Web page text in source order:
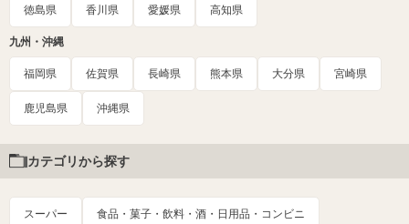
徳島県 香川県 愛媛県 高知県
九州・沖縄
福岡県 佐賀県 長崎県 熊本県 大分県 宮崎県
鹿児島県 沖縄県
カテゴリから探す
スーパー 食品・菓子・飲料・酒・日用品・コンビニ